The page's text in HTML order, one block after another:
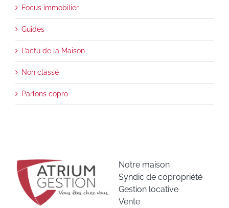
Focus immobilier
Guides
L’actu de la Maison
Non classé
Parlons copro
Notre maison
Syndic de copropriété
Gestion locative
Vente